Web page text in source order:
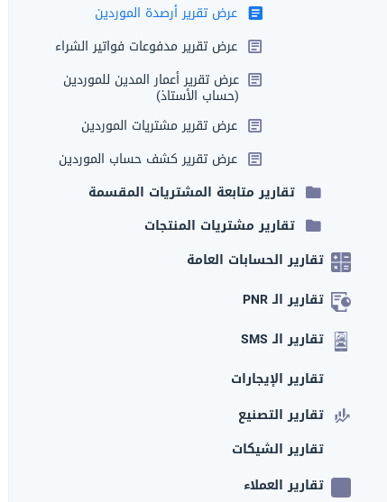
عرض تقرير أرصدة الموردين
عرض تقرير مدفوعات فواتير الشراء
عرض تقرير أعمار المدين للموردين
(حساب الأستاذ)
عرض تقرير مشتريات الموردين
عرض تقرير كشف حساب الموردين
تقارير متابعة المشتريات المقسمة
تقارير مشتريات المنتجات
تقارير الحسابات العامة
تقارير الـ PNR
تقارير الـ SMS
تقارير الإيجارات
تقارير التصنيع
تقارير الشيكات
تقارير العملاء